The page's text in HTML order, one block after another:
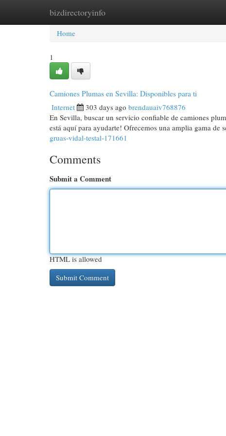
bizdirectoryinfo
Home New Site Listings
Home
1
Camiones Plumas en Sevilla: Disponibles para ti
Internet 303 days ago brendauaiv768876
En Sevilla, buscar un servicio confiable de camiones
está aquí para ayudarte! Ofrecemos una amplia gama de
gruas-vidal-testal-171661
Comments
Submit a Comment
HTML is allowed